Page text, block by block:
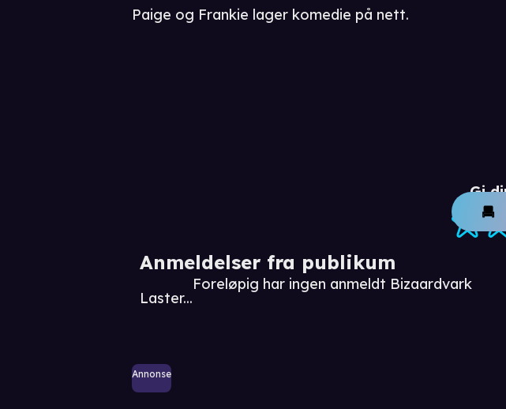
Gi
Anmeldelser fra publikum
Laster...
Foreløpig har ingen anmeldt Bizaardvark
Annonse
Paige og Frankie lager komedie på nett.